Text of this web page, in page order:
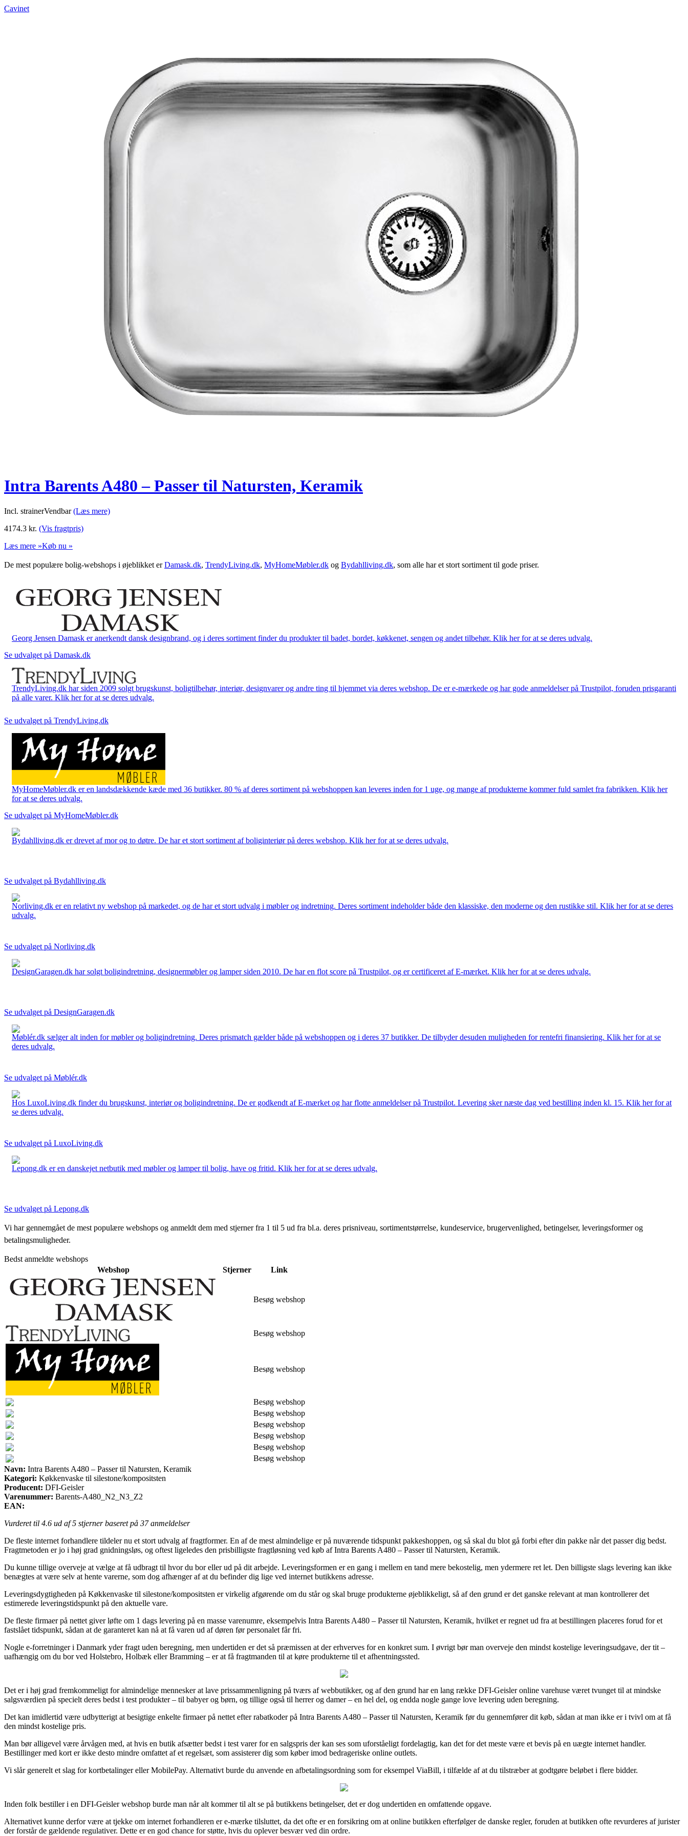
Cavinet
Intra Barents A480 – Passer til Natursten, Keramik
Incl. strainerVendbar(Læs mere)
4174.3 kr. (Vis fragtpris)
Læs mere »Køb nu »
De mest populære bolig-webshops i øjeblikket erDamask.dk, TrendyLiving.dk, MyHomeMøbler.dk og Bydahlliving.dk, som alle har et stort sortiment til gode priser.
Georg Jensen Damask er anerkendt dansk designbrand, og i deres sortiment finder du produkter til badet, bordet, køkkenet, sengen og andet tilbehør. Klik her for at se deres udvalg.
Se udvalget på Damask.dk
TrendyLiving.dk har siden 2009 solgt brugskunst, boligtilbehør, interiør, designvarer og andre ting til hjemmet via deres webshop. De er e-mærkede og har gode anmeldelser på Trustpilot, foruden prisgaranti
på alle varer. Klik her for at se deres udvalg.
Se udvalget på TrendyLiving.dk
MyHomeMøbler.dk er en landsdækkende kæde med 36 butikker. 80 % af deres sortiment på webshoppen kan leveres inden for 1 uge, og mange af produkterne kommer fuld samlet fra fabrikken. Klik her
for at se deres udvalg.
Se udvalget på MyHomeMøbler.dk
Bydahlliving.dk er drevet af mor og to døtre. De har et stort sortiment af boliginteriør på deres webshop. Klik her for at se deres udvalg.
Se udvalget på Bydahlliving.dk
Norliving.dk er en relativt ny webshop på markedet, og de har et stort udvalg i møbler og indretning. Deres sortiment indeholder både den klassiske, den moderne og den rustikke stil. Klik her for at se deres
udvalg.
Se udvalget på Norliving.dk
DesignGaragen.dk har solgt boligindretning, designermøbler og lamper siden 2010. De har en flot score på Trustpilot, og er certificeret af E-mærket. Klik her for at se deres udvalg.
Se udvalget på DesignGaragen.dk
Møblér.dk sælger alt inden for møbler og boligindretning. Deres prismatch gælder både på webshoppen og i deres 37 butikker. De tilbyder desuden muligheden for rentefri finansiering. Klik her for at se
deres udvalg.
Se udvalget på Møblér.dk
Hos LuxoLiving.dk finder du brugskunst, interiør og boligindretning. De er godkendt af E-mærket og har flotte anmeldelser på Trustpilot. Levering sker næste dag ved bestilling inden kl. 15. Klik her for at
se deres udvalg.
Se udvalget på LuxoLiving.dk
Lepong.dk er en danskejet netbutik med møbler og lamper til bolig, have og fritid. Klik her for at se deres udvalg.
Se udvalget på Lepong.dk
Vi har gennemgået de mest populære webshops og anmeldt dem med stjerner fra 1 til 5 ud fra bl.a. deres prisniveau, sortimentstørrelse, kundeservice, brugervenlighed, betingelser, leveringsformer og
betalingsmuligheder.
Bedst anmeldte webshops
Webshop
Stjerner Link
Besøg webshop
Besøg webshop
Besøg webshop
Besøg webshop
Besøg webshop
Besøg webshop
Besøg webshop
Besøg webshop
Besøg webshop
Navn: Intra Barents A480 – Passer til Natursten, Keramik
Kategori: Køkkenvaske til silestone/kompositsten
Producent: DFI-Geisler
Varenummer: Barents-A480_N2_N3_Z2
EAN:
Vurderet til 4.6 ud af 5 stjerner baseret på 37anmeldelser
De fleste internet forhandlere tildeler nu et stort udvalg af fragtformer. En af de mest almindelige er på nuværende tidspunkt pakkeshoppen, og så skal du blot gå forbi efter din pakke når det passer dig bedst.
Fragtmetoden er jo i høj grad gnidningsløs, og oftest ligeledes den prisbilligste fragtløsning ved køb af Intra Barents A480 – Passer til Natursten, Keramik.
Du kunne tillige overveje at vælge at få udbragt til hvor du bor eller ud på dit arbejde. Leveringsformen er en gang i mellem en tand mere bekostelig, men ydermere ret let. Den billigste slags levering kan ikke
benægtes at være selv at hente varerne, som dog afhænger af at du befinder dig lige ved internet butikkens adresse.
Leveringsdygtigheden på Køkkenvaske til silestone/kompositsten er virkelig afgørende om du står og skal bruge produkterne øjeblikkeligt, så af den grund er det ganske relevant at man kontrollerer det
estimerede leveringstidspunkt på den aktuelle vare.
De fleste firmaer på nettet giver løfte om 1 dags levering på en masse varenumre, eksempelvis Intra Barents A480 – Passer til Natursten, Keramik, hvilket er regnet ud fra at bestillingen placeres forud for et
fastslået tidspunkt, sådan at de garanteret kan nå at få varen ud af døren før personalet får fri.
Nogle e-forretninger i Danmark yder fragt uden beregning, men undertiden er det så præmissen at der erhverves for en konkret sum. I øvrigt bør man overveje den mindst kostelige leveringsudgave, der tit –
uafhængig om du bor ved Holstebro, Holbæk eller Bramming – er at få fragtmanden til at køre produkterne til et afhentningssted.
Det er i høj grad fremkommeligt for almindelige mennesker at lave prissammenligning på tværs af webbutikker, og af den grund har en lang række DFI-Geisler online varehuse været tvunget til at mindske
salgsværdien på specielt deres bedst i test produkter – til babyer og børn, og tillige også til herrer og damer – en hel del, og endda nogle gange love levering uden beregning.
Det kan imidlertid være udbytterigt at besigtige enkelte firmaer på nettet efter rabatkoder på Intra Barents A480 – Passer til Natursten, Keramik før du gennemfører dit køb, sådan at man ikke er i tvivl om at få
den mindst kostelige pris.
Man bør alligevel være årvågen med, at hvis en butik afsætter bedst i test varer for en salgspris der kan ses som uforståeligt fordelagtig, kan det for det meste være et bevis på en uægte internet handler.
Bestillinger med kort er ikke desto mindre omfattet af et regelsæt, som assisterer dig som køber imod bedrageriske online outlets.
Vi slår generelt et slag for kortbetalinger eller MobilePay. Alternativt burde du anvende en afbetalingsordning som for eksempel ViaBill, i tilfælde af at du tilstræber at godtgøre beløbet i flere bidder.
Inden folk bestiller i en DFI-Geisler webshop burde man når alt kommer til alt se på butikkens betingelser, det er dog undertiden en omfattende opgave.
Alternativet kunne derfor være at tjekke om internet forhandleren er e-mærke tilsluttet, da det ofte er en forsikring om at online butikken efterfølger de danske regler, foruden at butikken ofte revurderes af jurister
der forstår de gældende regulativer. Dette er en god chance for støtte, hvis du oplever besvær ved din ordre.